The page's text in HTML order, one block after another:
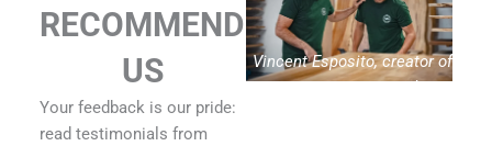
Vincent Esposito, creator of
Vitadeco
RECOMMEND
US
Your feedback is our pride:
read testimonials from